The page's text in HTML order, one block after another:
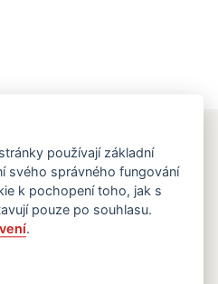
používají základní
svého správného fungování
k pochopení toho, jak s
pouze po souhlasu.
.